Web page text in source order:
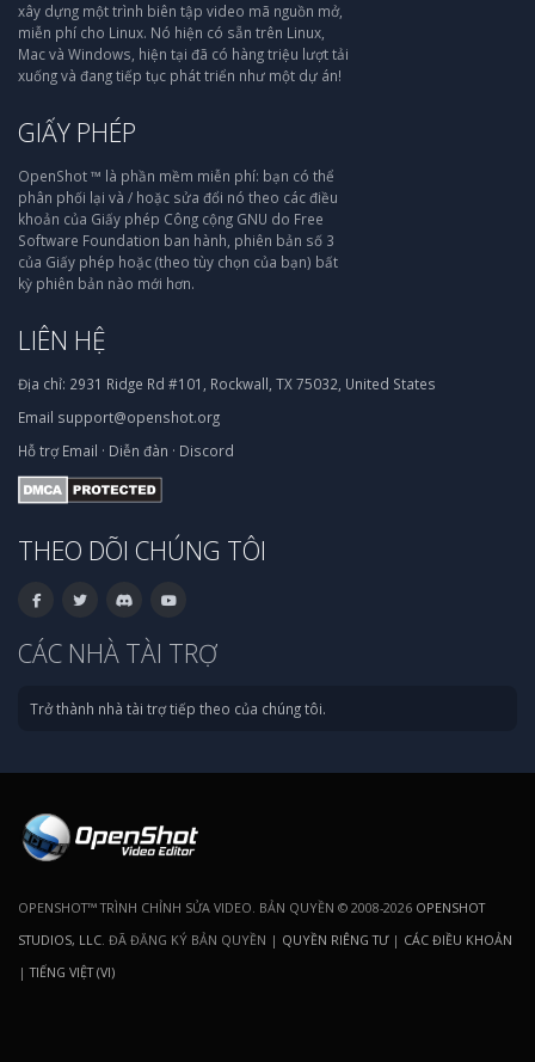
xây dựng một trình biên tập video mã nguồn mở,
miễn phí cho Linux. Nó hiện có sẵn trên Linux,
Mac và Windows, hiện tại đã có hàng triệu lượt tải
xuống và đang tiếp tục phát triển như một dự án!
GIẤY PHÉP
OpenShot ™ là phần mềm miễn phí: bạn có thể
phân phối lại và / hoặc sửa đổi nó theo các điều
khoản của Giấy phép Công cộng GNU do Free
Software Foundation ban hành, phiên bản số 3
của Giấy phép hoặc (theo tùy chọn của bạn) bất
kỳ phiên bản nào mới hơn.
LIÊN HỆ
Địa chỉ: 2931 Ridge Rd #101, Rockwall, TX 75032, United States
Email support@openshot.org
Hỗ trợ Email · Diễn đàn · Discord
THEO DÕI CHÚNG TÔI
CÁC NHÀ TÀI TRỢ
Trở thành nhà tài trợ tiếp theo của chúng tôi.
OPENSHOT™ TRÌNH CHỈNH SỬA VIDEO. BẢN QUYỀN © 2008-2026 OPENSHOT
STUDIOS, LLC . ĐÃ ĐĂNG KÝ BẢN QUYỀN | QUYỀN RIÊNG TƯ| CÁC ĐIỀU KHOẢN
|TIẾNG VIỆT (VI)